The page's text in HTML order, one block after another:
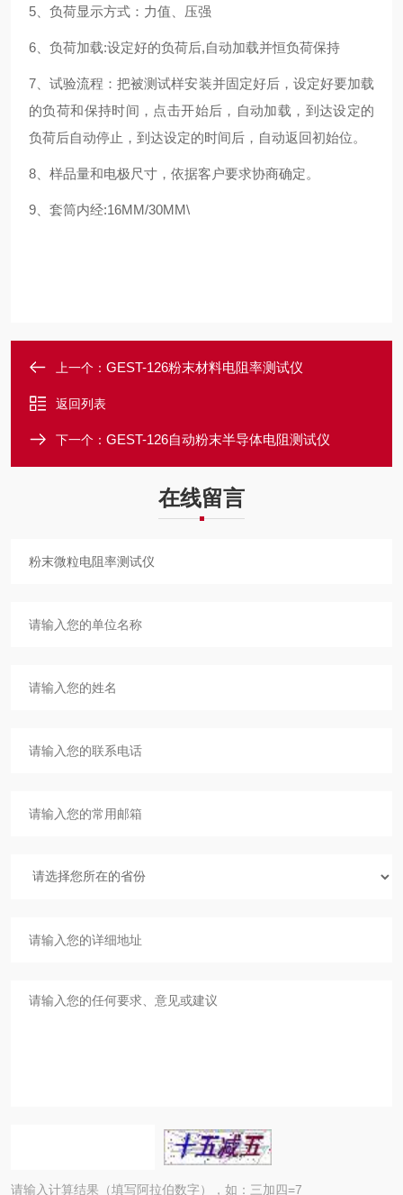
5、负荷显示方式：力值、压强
6、负荷加载:设定好的负荷后,自动加载并恒负荷保持
7、试验流程：把被测试样安装并固定好后，设定好要加载
的负荷和保持时间，点击开始后，自动加载，到达设定的
负荷后自动停止，到达设定的时间后，自动返回初始位。
8、样品量和电极尺寸，依据客户要求协商确定。
9、套筒内经:16MM/30MM\
上一个： GEST-126粉末材料电阻率测试仪
返回列表
下一个： GEST-126自动粉末半导体电阻测试仪
在线留言
请输入计算结果（填写阿拉伯数字），如：三加四=7